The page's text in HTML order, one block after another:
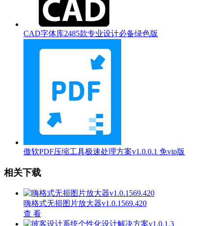
CAD字体库2485款专业设计必备绿色版
傲软PDF压缩工具极速处理方案v1.0.0.1 免vip版
相关下载
嗨格式无损图片放大器v1.0.1569.420
查 看